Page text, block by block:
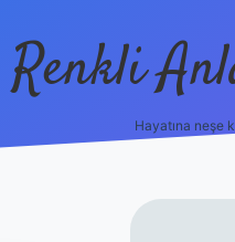
Renkli
Hayatına neşe